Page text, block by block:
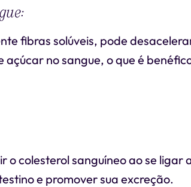
fibras solúveis, pode
açúcar no sangue, o que é
o colesterol sanguíneo ao se ligar
e promover sua excreção.